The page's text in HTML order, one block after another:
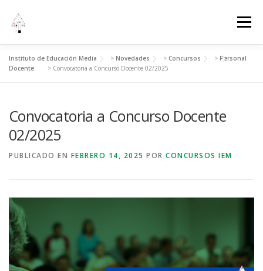
Menú
INICIO INSTITUCIONAL ADMINISTRACIÓN
ESTUDIANTES EVENTOS
Instituto de Educación Media > Novedades > Concursos > Personal
Docente
> Convocatoria a Concurso Docente 02/2025
Convocatoria a Concurso Docente
02/2025
PUBLICADO EN FEBRERO 14, 2025 POR CONCURSOS IEM